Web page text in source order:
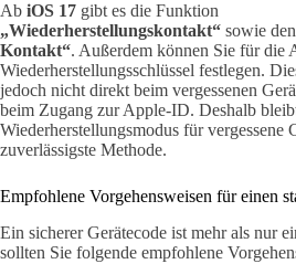
Ab iOS 17 gibt es die Funktion
„Wiederherstellungskontakt“ sowie den
Kontakt“. Außerdem können Sie für die
Wiederherstellungsschlüssel festlegen.
jedoch nicht direkt beim vergessenen
beim Zugang zur Apple-ID. Deshalb
Wiederherstellungsmodus für vergessene
zuverlässigste Methode.
Empfohlene Vorgehensweisen für einen
Ein sicherer Gerätecode ist mehr als nur
sollten Sie folgende empfohlene